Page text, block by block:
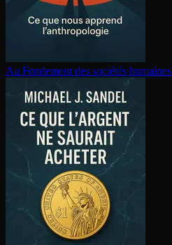
Au Fondement des sociétés humaines